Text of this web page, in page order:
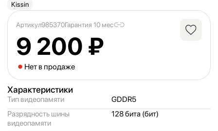
Kissin
Артикул985370Гарантия 10 мес
9 200 ₽
Нет в продаже
Характеристики
Тип видеопамяти
GDDR5
Разрядность шины
видеопамяти
128 бита (бит)